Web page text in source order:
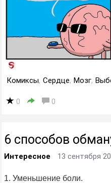
Комиксы, Сердце, Мозг,
0 0
6 способов
Интересное 13 сентября
1. Уменьшение боли.